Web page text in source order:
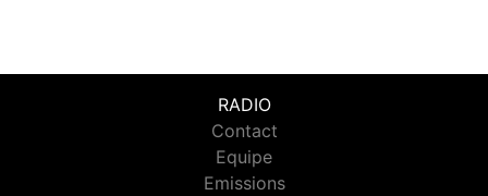
RADIO
Contact
Equipe
Emissions